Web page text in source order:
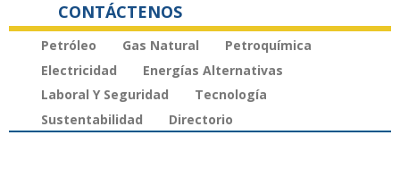
CONTÁCTENOS
Petróleo Gas Natural
Petroquímica
Electricidad
Energías Alternativas
Laboral Y Seguridad
Tecnología
Sustentabilidad
Directorio